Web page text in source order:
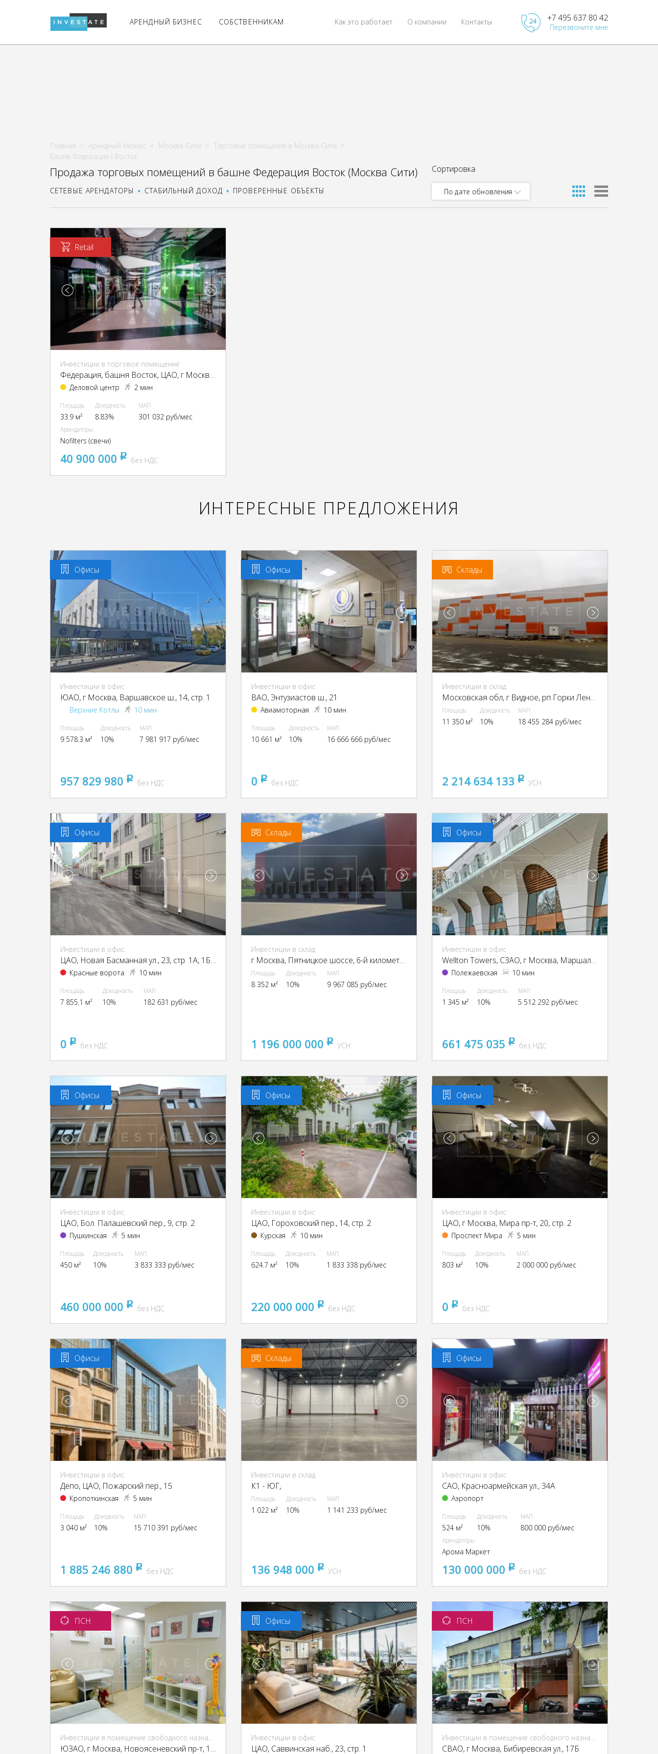
АРЕНДНЫЙ БИЗНЕС СОБСТВЕННИКАМ Контакты
О компании
Как это работает +7 495 637 80 42
Перезвоните мне
Главная Арендный бизнес Москва-Сити
Торговые помещения в Москва-Сити
Башня Федерация-I Восток
Продажа торговых помещений в башне Федерация Восток (Москва Сити)
СЕТЕВЫЕ АРЕНДАТОРЫ СТАБИЛЬНЫЙ ДОХОД ПРОВЕРЕННЫЕ ОБЪЕКТЫ
Сортировка
По дате обновления
Retail
Инвестиции в торговое помещение
Федерация, башня Восток, ЦАО, г Москва, Пресненская наб., 12
Деловой центр 2 мин
Площадь
33.9 м²
Доходность
8.83%
МАП
301 032 руб/мес
Арендаторы
Nofilters (свечи)
40 900 000 pуббез НДС
ИНТЕРЕСНЫЕ ПРЕДЛОЖЕНИЯ
Офисы
Инвестиции в офис
ЮАО, г Москва, Варшавское ш., 14, стр. 1
Верхние Котлы 10 мин
Площадь
9 578.3 м²
Доходность
10%
МАП
7 981 917 руб/мес
957 829 980 pуббез НДС
Офисы
Инвестиции в офис
ВАО, Энтузиастов ш., 21
Авиамоторная 10 мин
Площадь
10 661 м²
Доходность
10%
МАП
16 666 666 руб/мес
0 pуббез НДС
Склады
Инвестиции в склад
Московская обл, г Видное, рп Горки Ленинские, Промзона Технопарк улица Восточная, Московская обл., промзона Технопарк, Восточная ул.
Площадь
11 350 м²
Доходность
10%
МАП
18 455 284 руб/мес
2 214 634 133 pуб
УСН
Офисы
Инвестиции в офис
ЦАО, Новая Басманная ул., 23, стр. 1А, 1Б, 2, 4
Красные ворота 10 мин
Площадь
7 855.1 м²
Доходность
10%
МАП
182 631 руб/мес
0 pуббез НДС
Склады
Инвестиции в склад
г Москва, Пятницкое шоссе, 6-й километр, г Москва, Пятницкое ш., 6
Площадь
8 352 м²
Доходность
10%
МАП
9 967 085 руб/мес
1 196 000 000 pуб
УСН
Офисы
Инвестиции в офис
Wellton Towers, CЗАО, г Москва, Маршала Жукова пр-т, 39
Полежаевская 10 мин
Площадь
1 345 м²
Доходность
10%
МАП
5 512 292 руб/мес
661 475 035 pуббез НДС
Офисы
Инвестиции в офис
ЦАО, Бол. Палашевский пер., 9, стр. 2
Пушкинская 5 мин
Площадь
450 м²
Доходность
10%
МАП
3 833 333 руб/мес
460 000 000 pуббез НДС
Офисы
Инвестиции в офис
ЦАО, Гороховский пер., 14, стр. 2
Курская 10 мин
Площадь
624.7 м²
Доходность
10%
МАП
1 833 338 руб/мес
220 000 000 pуббез НДС
Офисы
Инвестиции в офис
ЦАО, г Москва, Мира пр-т, 20, стр. 2
Проспект Мира 5 мин
Площадь
803 м²
Доходность
10%
МАП
2 000 000 руб/мес
0 pуббез НДС
Офисы
Инвестиции в офис
Депо, ЦАО, Пожарский пер., 15
Кропоткинская 5 мин
Площадь
3 040 м²
Доходность
10%
МАП
15 710 391 руб/мес
1 885 246 880 pуббез НДС
Склады
Инвестиции в склад
К1 - ЮГ,
Площадь
1 022 м²
Доходность
10%
МАП
1 141 233 руб/мес
136 948 000 pуб
УСН
Офисы
Инвестиции в офис
CАО, Красноармейская ул., 34А
Аэропорт
Площадь
524 м²
Доходность
10%
МАП
800 000 руб/мес
Арендаторы
Арома Маркет
130 000 000 pуббез НДС
ПСН
Инвестиции в помещение свободного назначения (ПСН)
ЮЗАО, г Москва, Новоясеневский пр-т, 13, кор. 2
Офисы
Инвестиции в офис
ЦАО, Саввинская наб., 23, стр. 1
ПСН
Инвестиции в помещение свободного назначения (ПСН)
CВАО, г Москва, Бибиревская ул., 17Б